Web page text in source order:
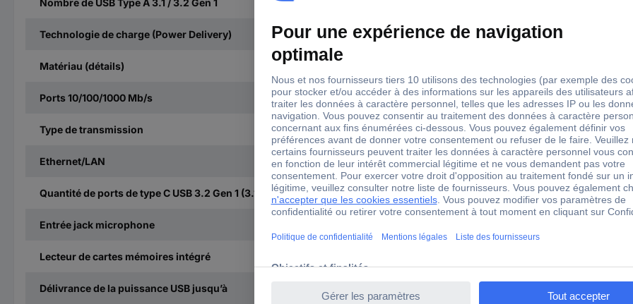
Technologie de charge (Power Delivery) avec USB Power Delivery
Matériau (détails)
Ports 10/100/1000 Mb/s 1 x
Type de transmission filaire
Ethernet/LAN oui
Quantité de ports de type C USB 3.2 Gen 1 (3.1 Gen 1) 1
Entrée jack microphone
Lecteur de cartes mémoires intégré
Délivrance de la puissance USB jusqu’à 100 W